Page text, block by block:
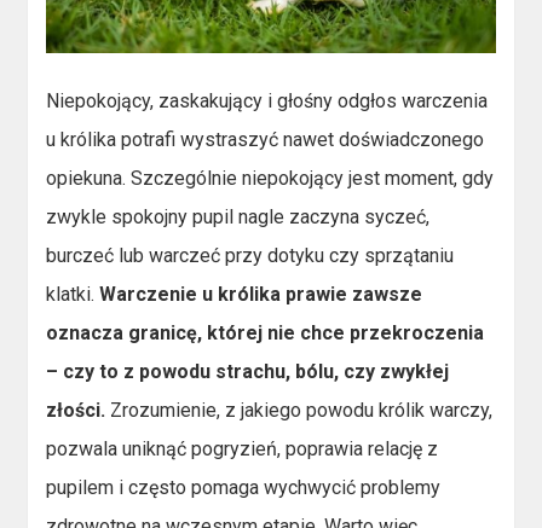
Niepokojący, zaskakujący i głośny odgłos warczenia
u królika potrafi wystraszyć nawet doświadczonego
opiekuna. Szczególnie niepokojący jest moment, gdy
zwykle spokojny pupil nagle zaczyna syczeć,
burczeć lub warczeć przy dotyku czy sprzątaniu
klatki.Warczenie u królika prawie zawsze
oznacza granicę, której nie chce przekroczenia
– czy to z powodu strachu, bólu, czy zwykłej
złości. Zrozumienie, z jakiego powodu królik warczy,
pozwala uniknąć pogryzień, poprawia relację z
pupilem i często pomaga wychwycić problemy